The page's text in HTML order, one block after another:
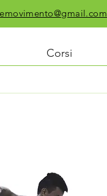
Corsi